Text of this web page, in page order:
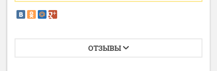
ОТЗЫВЫ